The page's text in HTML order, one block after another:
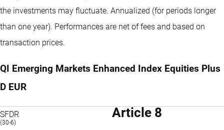
the investments may fluctuate. Annualized (for periods longer
than one year). Performances are net of fees and based on
transaction prices.
QI Emerging Markets Enhanced Index Equities Plus
D EUR
SFDR
(30-6)
Article 8